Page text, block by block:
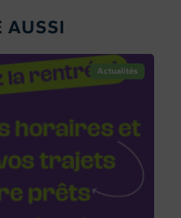
AUSSI
Actualités